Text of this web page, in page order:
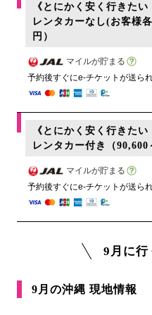
《とにかく安く行きた
レンタカーなし(お客様
円）
マイルが貯まる
予約後すぐにe-チケットが送ら
《とにかく安く行きた
レンタカー付き（90,600
マイルが貯まる
予約後すぐにe-チケットが送ら
9月に行
9月の沖縄 現地情報